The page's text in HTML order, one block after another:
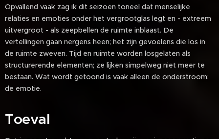
Opvallend vaak zag ik dit seizoen toneel dat menselijke
relaties en emoties onder het vergrootglas legt en - extreem
uitvergroot - als zeepbellen de ruimte inblaast. De
vertellingen gaan nergens heen; het zijn gevoelens die los in
de ruimte zweven. Tijd en ruimte worden losgelaten als
structurerende elementen; ze lijken simpelweg niet meer te
bestaan. Wat wordt getoond is vaak alleen de onderstroom;
de emotie.
Toeval